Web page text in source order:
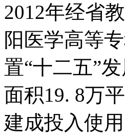
2012年经省
阳医学高等
置“十二五”
面积19. 8万
建成投入使用